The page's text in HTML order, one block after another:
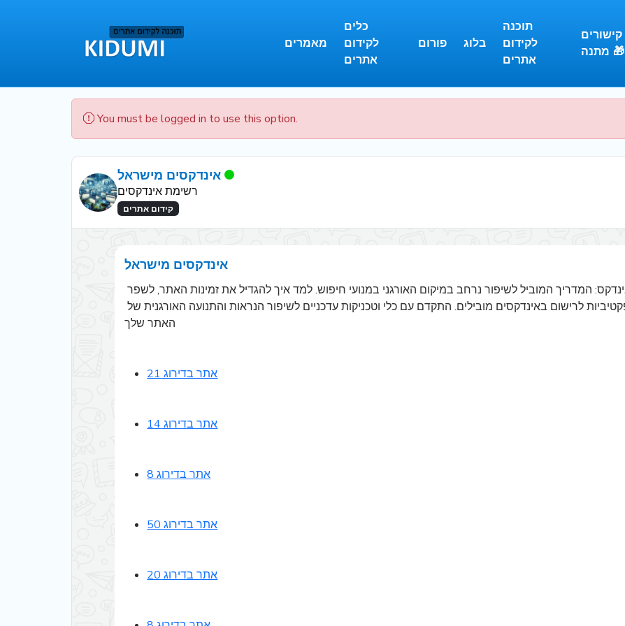
מאמרים
כלים
לקידום
אתרים
פורום בלוג
תוכנה
לקידום
אתרים
קישורים
מתנה 🎁
You must be logged in to use this option.
רשימת אינדקסים
קידום אתרים
אינדקסים מישראל
קידום אתרים באמצעות רישום לאתרי אינדקס: המדריך המוביל לשיפור נרחב במיקום האורגני במנועי חיפוש. למד איך להגדיל את זמינות האתר, לשפר
את קישורי החזרה, וליצור אסטרטגיות אפקטיביות לרישום באינדקסים מובילים. התקדם עם כלי וטכניקות עדכניים לשיפור הנראות והתנועה האורגנית של
אתר בדירוג 21
אתר בדירוג 14
אתר בדירוג 8
אתר בדירוג 50
אתר בדירוג 20